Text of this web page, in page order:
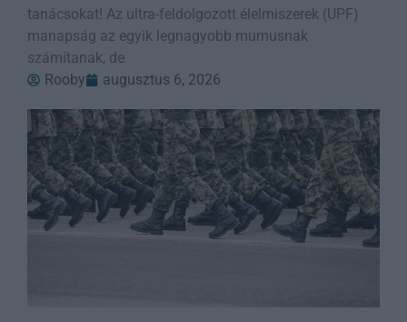
tanácsokat! Az ultra-feldolgozott élelmiszerek (UPF)
manapság az egyik legnagyobb mumusnak
számítanak, de
Rooby
augusztus 6, 2026